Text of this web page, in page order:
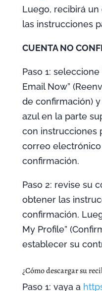
Luego, recibirá
las instrucciones
CUENTA NO
Paso 1:
Email Now”
de confirmación)
azul en la parte
con instrucciones
correo
confirmación.
Paso 2: revise su
obtener las
confirmación.
My Profile”
establecer su
¿Cómo descargar su
Paso 1: vaya a